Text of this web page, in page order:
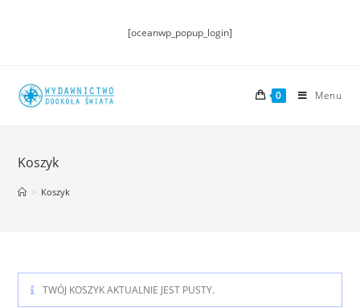
[oceanwp_popup_login]
0 Menu
Koszyk
> Koszyk
TWÓJ KOSZYK AKTUALNIE JEST PUSTY.